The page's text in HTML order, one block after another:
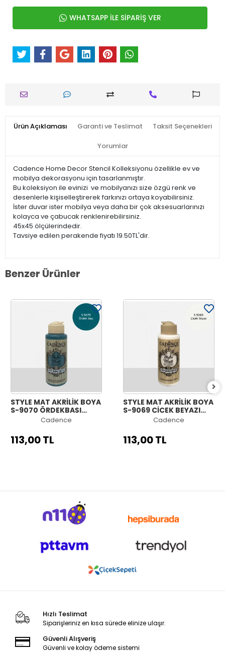
WHATSAPP İLE SİPARİŞ VER
Ürün Açıklaması Garanti ve Teslimat Taksit Seçenekleri
Yorumlar
Cadence Home Decor Stencil Kolleksiyonu özellikle ev ve
mobilya dekorasyonu için tasarlanmıştır.
Bu koleksiyon ile evinizi ve mobilyanızı size özgü renk ve
desenlerle kişiselleştirerek farkınızı ortaya koyabilirsiniz.
İster duvar ister mobilya veya daha bir çok aksesuarlarınızı
kolayca ve çabucak renklenirebilirsiniz.
45x45 ölçülerindedir.
Tavsiye edilen perakende fiyatı 19.50TL'dir.
Benzer Ürünler
STYLE MAT AKRİLİK BOYA
S-9070 ÖRDEKBAŞI
Cadence
113,00 TL
STYLE MAT AKRİLİK BOYA
S-9069 ÇİÇEK BEYAZI
Cadence
113,00 TL
Hızlı Teslimat
Siparişleriniz en kısa sürede elinize ulaşır.
Güvenli Alışveriş
Güvenli ve kolay ödeme sistemi